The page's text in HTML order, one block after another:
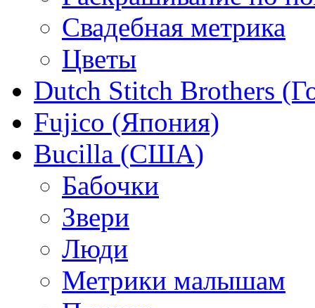
Свадебная метрика
Цветы
Dutch Stitch Brothers
Fujico (Япония)
Bucilla (США)
Бабочки
Звери
Люди
Метрики малышам